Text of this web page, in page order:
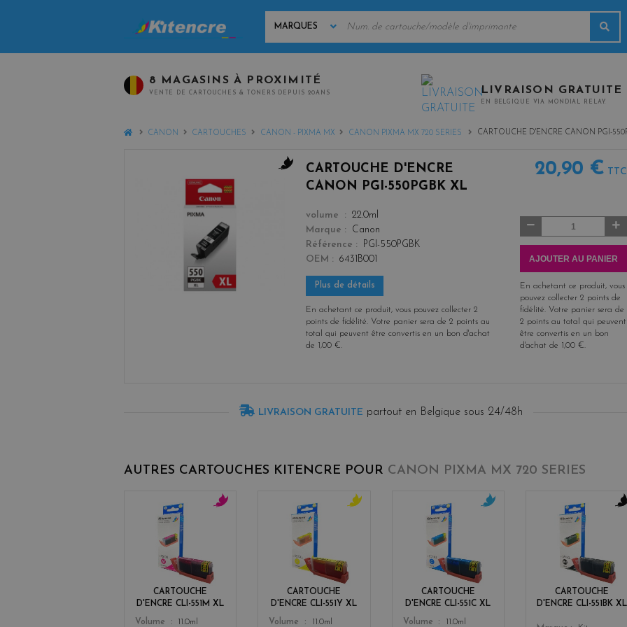
CLÉS
8 MAGASINS À PROXIMITÉ
VENTE DE CARTOUCHES & TONERS DEPUIS 20ANS LIVRAISON GRATUITE
EN BELGIQUE VIA MONDIAL RELAY.
HOMECANON CARTOUCHES CANON - PIXMA MX CANON PIXMA MX 720 SERIES CARTOUCHE D'ENCRE CANON PGI-
CARTOUCHE D'ENCRE
CANON PGI-550PGBK XL
color
volume
22.0ml
Marque
Canon
Référence
PGI-550PGBK
OEM
6431B001
Plus de détails
En achetant ce produit, vous pouvez collecter2
points de fidélité. Votre panier sera de2 points au
total qui peuvent être convertis en un bon d'achat
de
1,00 €.
20,90 € TTC
AJOUTER AU PANIER
En achetant ce produit, vous
pouvez collecter 2 points de
fidélité. Votre panier sera de
2 pointsau total qui peuvent
être convertis en un bon
d'achat de
1,00 €.
LIVRAISON GRATUITE partout en Belgique sous 24/48h
AUTRES CARTOUCHES KITENCRE POUR CANON PIXMA MX 720 SERIES
CARTOUCHE
D'ENCRE CLI-551M XL
Color
t
Volume
11.0ml
CARTOUCHE
D'ENCRE CLI-551Y XL
Color
o
w
Volume
11.0ml
CARTOUCHE
D'ENCRE CLI-551C XL
Color
Volume
11.0ml
CARTOUCHE
D'ENCRE CLI-551BK XL
k